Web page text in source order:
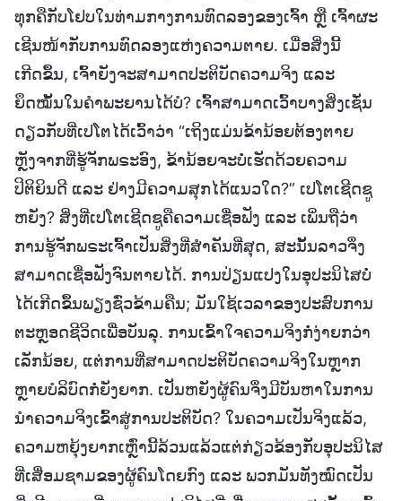
ທຸກຄືກັບໂຢບໃນທ່າມກາງການທົດລອງຂອງເຈົ້າ ຫຼື ເຈົ້າຜະ
ເຊີນໜ້າກັບການທົດລອງແຫ່ງຄວາມຕາຍ. ເມື່ອສິ່ງນີ້
ເກີດຂຶ້ນ, ເຈົ້າຍັງຈະສາມາດປະຕິບັດຄວາມຈິງ ແລະ
ຍຶດໝັ້ນໃນຄຳພະຍານໄດ້ບໍ? ເຈົ້າສາມາດເວົ້າບາງສິ່ງເຊັ່ນ
ດຽວກັບທີ່ເປໂຕໄດ້ເວົ້າວ່າ “ເຖິງແມ່ນຂ້ານ້ອຍຕ້ອງຕາຍ
ຫຼັງຈາກທີ່ຮູ້ຈັກພຣະອົງ, ຂ້ານ້ອຍຈະບໍ່ເຮັດດ້ວຍຄວາມ
ປິຕິຍິນດີ ແລະ ຢ່າງມີຄວາມສຸກໄດ້ແນວໃດ?” ເປໂຕເຊີດຊູ
ຫຍັງ? ສິ່ງທີ່ເປໂຕເຊີດຊູຄືຄວາມເຊື່ອຟັງ ແລະ ເພິ່ນຖືວ່າ
ການຮູ້ຈັກພຣະເຈົ້າເປັນສິ່ງທີ່ສຳຄັນທີ່ສຸດ, ສະນັ້ນລາວຈຶ່ງ
ສາມາດເຊື່ອຟັງຈົນຕາຍໄດ້. ການປ່ຽນແປງໃນອຸປະນິໄສບໍ່
ໄດ້ເກີດຂຶ້ນພຽງຊົ່ວຂ້າມຄືນ; ມັນໃຊ້ເວລາຂອງປະສົບການ
ຕະຫຼອດຊີວິດເພື່ອບັນລຸ. ການເຂົ້າໃຈຄວາມຈິງກໍ່ງ່າຍກວ່າ
ເລັກນ້ອຍ, ແຕ່ການທີ່ສາມາດປະຕິບັດຄວາມຈິງໃນຫຼາກ
ຫຼາຍບໍລິບົດກໍ່ຍັງຍາກ. ເປັນຫຍັງຜູ້ຄົນຈຶ່ງມີບັນຫາໃນການ
ນໍາຄວາມຈິງເຂົ້າສູ່ການປະຕິບັດ? ໃນຄວາມເປັນຈິງແລ້ວ,
ຄວາມຫຍຸ້ງຍາກເຫຼົ່ານີ້ລ້ວນແລ້ວແຕ່ກ່ຽວຂ້ອງກັບອຸປະນິໄສ
ທີ່ເສື່ອມຊາມຂອງຜູ້ຄົນໂດຍກົງ ແລະ ພວກມັນທັງໝົດເປັນ